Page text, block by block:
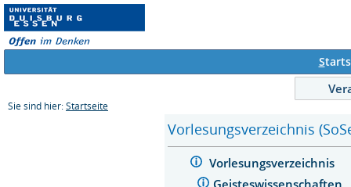
S
Sie sind hier: Startseite
Vorlesungsverzeichnis
Vorlesungsverzeichnis
Geisteswissenschaften